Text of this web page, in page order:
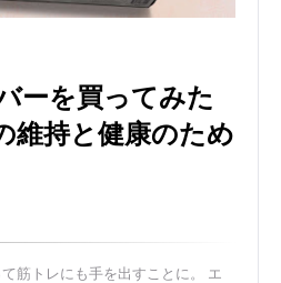
ーを買ってみた
維持と健康のため
筋トレにも手を出すことに。 エ